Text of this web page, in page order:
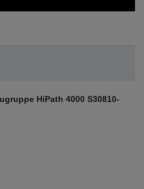
HiPath 4000 S30810-